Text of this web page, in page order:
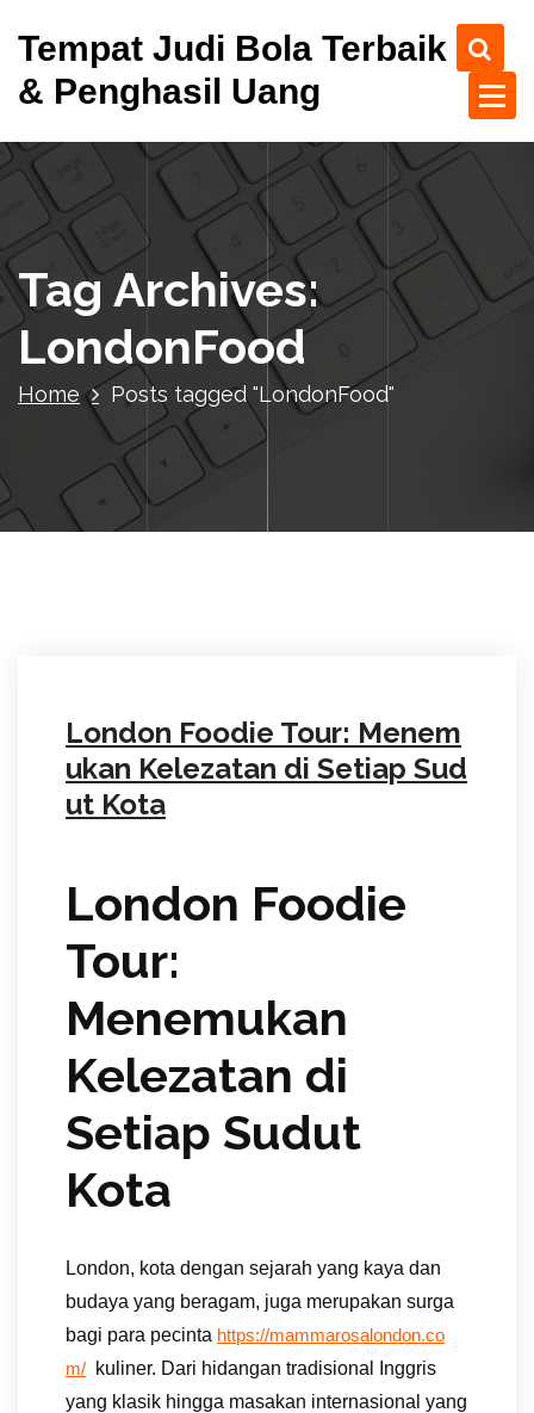
n
Tempat Judi Bola Terbaik
& Penghasil Uang
Tag Archives:
LondonFood
Home Posts tagged "LondonFood"
London Foodie Tour: Menem
ukan Kelezatan di Setiap Sud
ut Kota
London Foodie
Tour:
Menemukan
Kelezatan di
Setiap Sudut
Kota
London, kota dengan sejarah yang kaya dan
budaya yang beragam, juga merupakan surga
bagi para pecinta https://mammarosalondon.co
m/ kuliner. Dari hidangan tradisional Inggris
yang klasik hingga masakan internasional yang